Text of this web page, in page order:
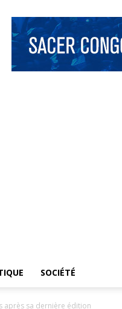
SOCIÉTÉ
après sa dernière édition